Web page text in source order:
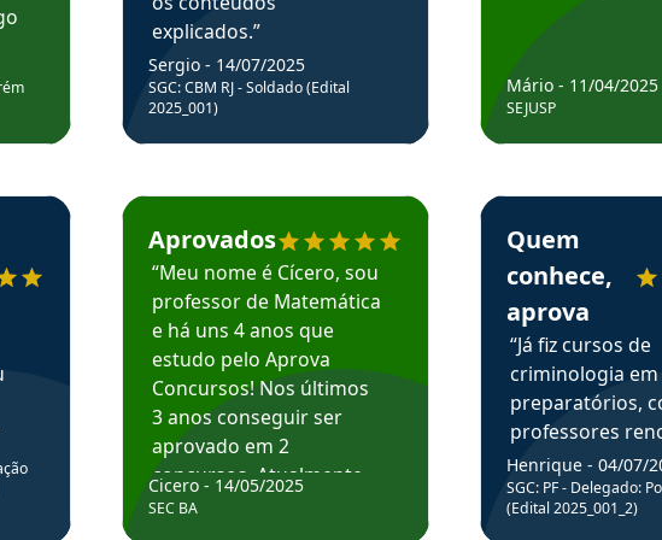
Concursos em depoimento
explicados.”
Sergio - 14/07/2025
SGC: CBM RJ - Soldado (Edital
2025_001)
Estudante Cicero recomenda o Aprova Concursos em depoimento
Aprovados
“Meu nome é Cícero, sou
professor de Matemática
e há uns 4 anos que
estudo pelo Aprova
Concursos! Nos últimos
3 anos conseguir ser
aprovado em 2
concursos. Atualmente,
estou atuando como
Cicero - 14/05/2025
SEC BA
Mário - 11/04/2025
SEJUSP
Estudante Henrique
Quem
conhece,
aprova
“Já fiz cursos de
criminologia em
preparatórios,
professores
fiz curso em pós
graduação.
Professor do
Henrique - 04/07/
SGC: PF - Delegado:
(Edital 2025_001_2)